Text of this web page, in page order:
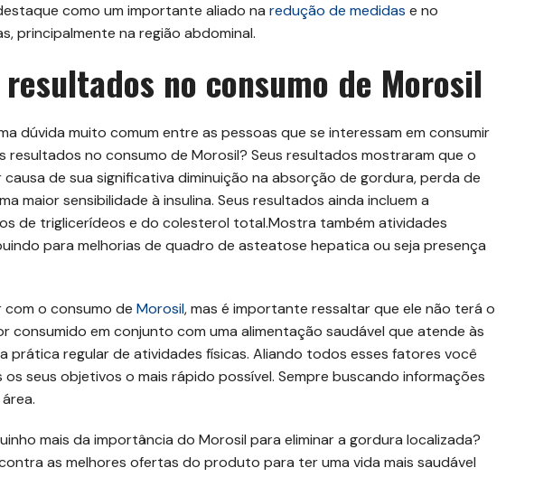
como um importante aliado na redução de medidas e no
principalmente na região abdominal.
resultados no consumo de Morosil
dúvida muito comum entre as pessoas que se interessam em consumir
resultados no consumo de Morosil? Seus resultados mostraram que o
de sua significativa diminuição na absorção de gordura, perda de
maior sensibilidade à insulina. Seus resultados ainda incluem a
de triglicerídeos e do colesterol total.Mostra também atividades
para melhorias de quadro de asteatose hepatica ou seja presença
o consumo de Morosil, mas é importante ressaltar que ele não terá o
consumido em conjunto com uma alimentação saudável que atende às
prática regular de atividades físicas. Aliando todos esses fatores você
seus objetivos o mais rápido possível. Sempre buscando informações
mais da importância do Morosil para eliminar a gordura localizada?
as melhores ofertas do produto para ter uma vida mais saudável